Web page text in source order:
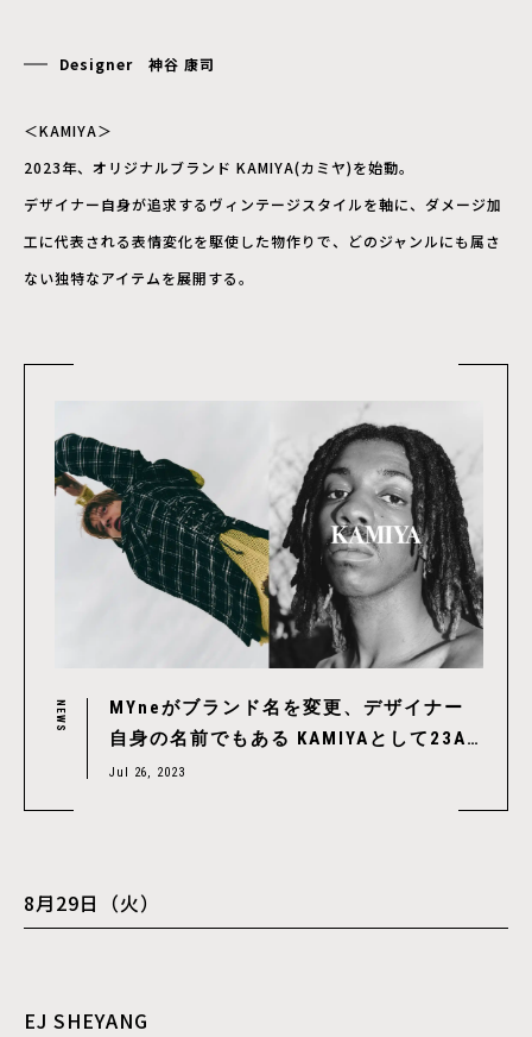
Designer 神谷 康司
＜KAMIYA＞
2023年、オリジナルブランド KAMIYA(カミヤ)を始動。
デザイナー自身が追求するヴィンテージスタイルを軸に、ダメージ加
工に代表される表情変化を駆使した物作りで、どのジャンルにも属さ
ない独特なアイテムを展開する。
NEWS
MYneがブランド名を変更、デザイナー
自身の名前でもある KAMIYAとして23AW
より新たにスタート
Jul 26, 2023
8月29日（火）
EJ SHEYANG